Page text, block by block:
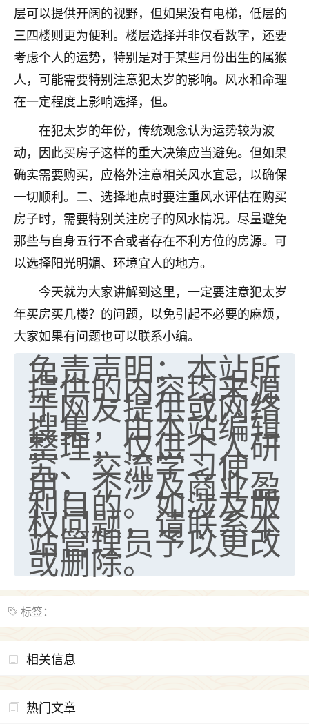
层可以提供开阔的视野，但如果没有电梯，低层的
三四楼则更为便利。楼层选择并非仅看数字，还要
考虑个人的运势，特别是对于某些月份出生的属猴
人，可能需要特别注意犯太岁的影响。风水和命理
在一定程度上影响选择，但。
在犯太岁的年份，传统观念认为运势较为波
动，因此买房子这样的重大决策应当避免。但如果
确实需要购买，应格外注意相关风水宜忌，以确保
一切顺利。二、选择地点时要注重风水评估在购买
房子时，需要特别关注房子的风水情况。尽量避免
那些与自身五行不合或者存在不利方位的房源。可
以选择阳光明媚、环境宜人的地方。
今天就为大家讲解到这里，一定要注意犯太岁
年买房买几楼？的问题，以免引起不必要的麻烦，
大家如果有问题也可以联系小编。
免责声明：本站所
提供的内容均来源
于网友提供或网络
搜集，由本站编辑
整理，仅供个人研
究、交流学习使
用，不涉及商业盈
利目的。如涉及版
权问题，请联系本
站管理员予以更改
或删除。
标签：
相关信息
热门文章
我也想要，我也想要！
15
Jessica李
老师做不做超度法事？我想给我奶奶做超度，她今年
刚去世了。
七零老顽童：我母亲前年离世，刚开始我经常
做梦梦见她，后来也是朋友介绍，找到慧来老
师，安排了超度法事，做梦再也没有梦到过
了，一开始是半信半疑的，图个心安，给亡母
超度，现在看来，人不信也不行。
2天前 来自云南 11
优秀的张同学
老师收徒吗？？我对这些很感兴趣
2天前 来自山西 15